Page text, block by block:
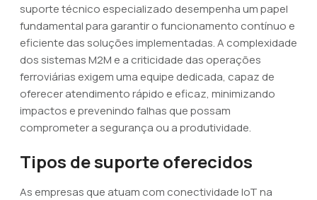
suporte técnico especializado desempenha um papel
fundamental para garantir o funcionamento contínuo e
eficiente das soluções implementadas. A complexidade
dos sistemas M2M e a criticidade das operações
ferroviárias exigem uma equipe dedicada, capaz de
oferecer atendimento rápido e eficaz, minimizando
impactos e prevenindo falhas que possam
comprometer a segurança ou a produtividade.
Tipos de suporte oferecidos
As empresas que atuam com conectividade IoT na